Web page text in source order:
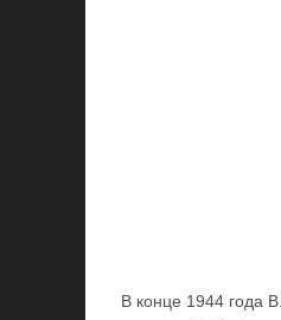
В конце 1944 года